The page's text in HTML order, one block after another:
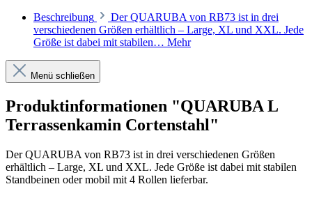
Beschreibung
Der QUARUBA von RB73 ist in drei
verschiedenen Größen erhältlich – Large, XL und XXL. Jede
Größe ist dabei mit stabilen… Mehr
Menü schließen
Produktinformationen "QUARUBA L
Terrassenkamin Cortenstahl"
Der QUARUBA von RB73 ist in drei verschiedenen Größen
erhältlich – Large, XL und XXL. Jede Größe ist dabei mit stabilen
Standbeinen oder mobil mit 4 Rollen lieferbar.